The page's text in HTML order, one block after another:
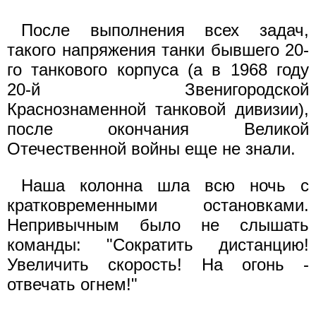
После выполнения всех задач,
такого напряжения танки бывшего 20-
го танкового корпуса (а в 1968 году
20-й Звенигородской
Краснознаменной танковой дивизии),
после окончания Великой
Отечественной войны еще не знали.
Наша колонна шла всю ночь с
кратковременными остановками.
Непривычным было не слышать
команды: "Сократить дистанцию!
Увеличить скорость! На огонь -
отвечать огнем!"